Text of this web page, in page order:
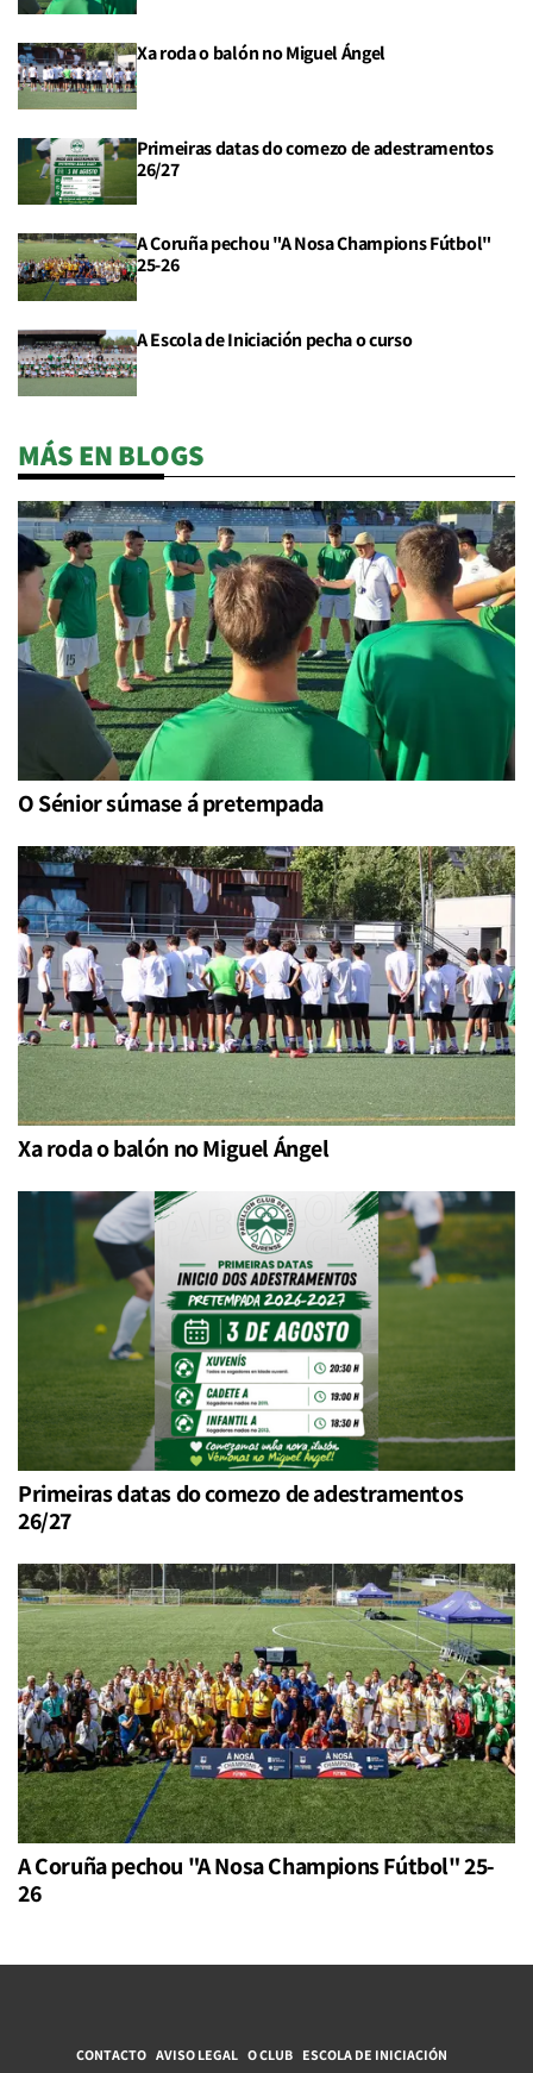
Xa roda o balón no Miguel Ángel
Primeiras datas do comezo de adestramentos
26/27
A Coruña pechou "A Nosa Champions Fútbol"
25-26
A Escola de Iniciación pecha o curso
MÁS EN BLOGS
O Sénior súmase á pretempada
Xa roda o balón no Miguel Ángel
Primeiras datas do comezo de adestramentos
26/27
A Coruña pechou "A Nosa Champions Fútbol" 25-
26
CONTACTO AVISO LEGAL O CLUB ESCOLA DE INICIACIÓN